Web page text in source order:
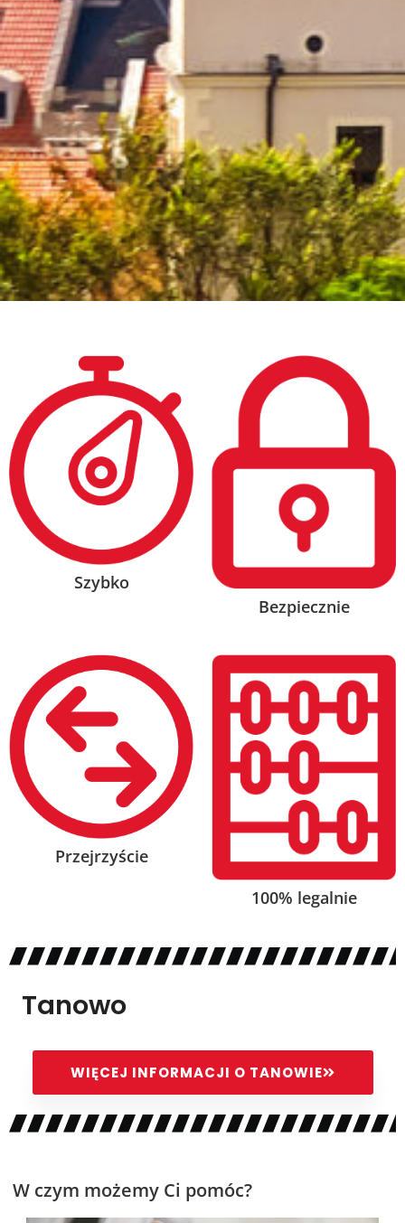
Szybko
Bezpiecznie
Przejrzyście
100% legalnie
Tanowo
WIĘCEJ INFORMACJI O TANOWIE
W czym możemy Ci pomóc?